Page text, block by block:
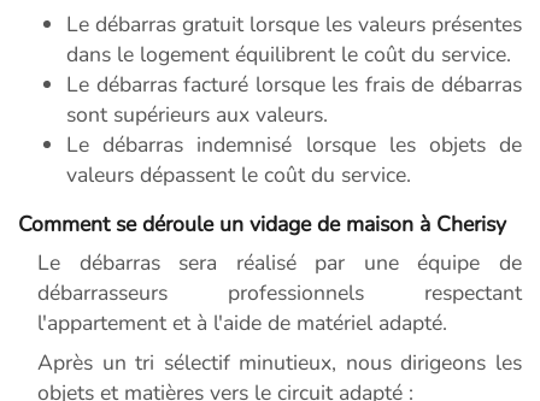
Le débarras gratuit lorsque les valeurs présentes
dans le logement équilibrent le coût du service.
Le débarras facturé lorsque les frais de débarras
sont supérieurs aux valeurs.
Le débarras indemnisé lorsque les objets de
valeurs dépassent le coût du service.
Comment se déroule un vidage de maison à Cherisy
Le débarras sera réalisé par une équipe de
débarrasseurs professionnels respectant
l'appartement et à l'aide de matériel adapté.
Après un tri sélectif minutieux, nous dirigeons les
objets et matières vers le circuit adapté :